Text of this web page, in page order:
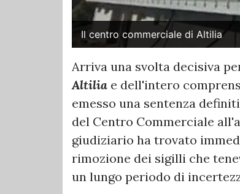
Il centro commerciale di Altilia
​Arriva una svolta decisiva
Altilia e dell'intero
emesso una sentenza
del Centro Commerciale
giudiziario ha trovato
rimozione dei sigilli che
un lungo periodo di